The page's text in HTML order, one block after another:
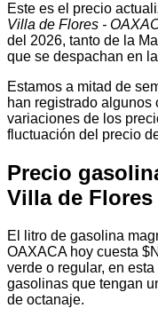
Este es el precio
Villa de Flores -
del 2026, tanto de la
que se despachan en
Estamos a mitad de
han registrado
variaciones de los
fluctuación del precio
Precio
Villa de Flores
El litro de gasolina
OAXACA hoy cuesta
verde o regular, en
gasolinas que tengan
de octanaje.